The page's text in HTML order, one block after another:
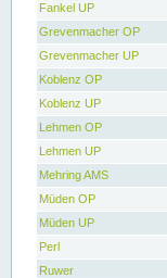
Fankel UP
Grevenmacher OP
Grevenmacher UP
Koblenz OP
Koblenz UP
Lehmen OP
Lehmen UP
Mehring AMS
Müden OP
Müden UP
Perl
Ruwer